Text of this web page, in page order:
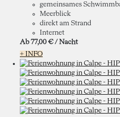
gemeinsames
Meerblick
direkt am Strand
Internet
Ab 77,00 € / Nacht
+ INFO